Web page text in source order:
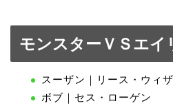
モンスターＶＳエイ
スーザン｜リース・ウィ
ボブ｜セス・ローゲン